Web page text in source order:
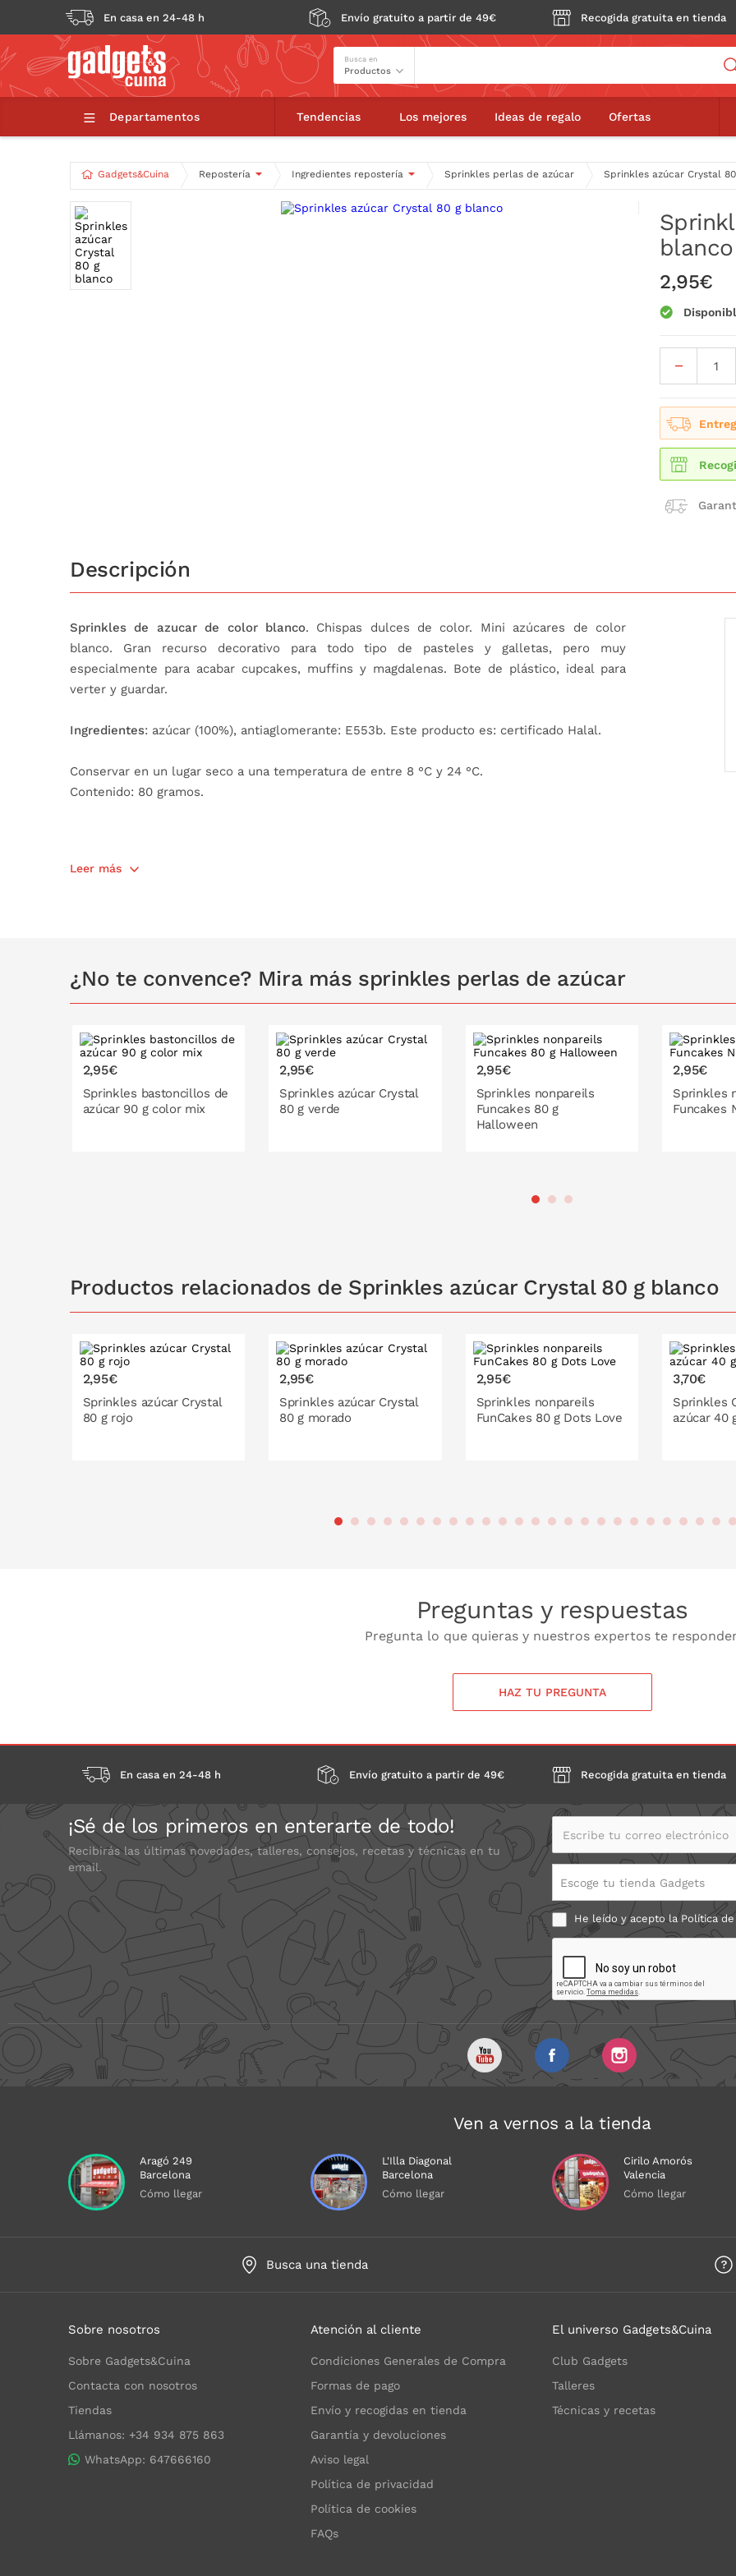
En casa en 24-48 h Envío gratuito a partir de 49€ Recogida gratuita en tienda
Busca en
Departamentos Tendencias Los mejores Ideas de regalo Ofertas
Gadgets&Cuina Repostería Ingredientes repostería Sprinkles perlas de azúcar Sprinkles azúcar Crystal
Sprinkles azúcar Crystal 80 g blanco
blanco
2,95€
Descripción
Sprinkles de azucar de color blanco. Chispas dulces de color. Mini azúcares de color
blanco. Gran recurso decorativo para todo tipo de pasteles y galletas, pero muy
especialmente para acabar cupcakes, muffins y magdalenas. Bote de plástico, ideal para
verter y guardar.
Ingredientes: azúcar (100%), antiaglomerante: E553b. Este producto es: certificado Halal.
Conservar en un lugar seco a una temperatura de entre 8 °C y 24 °C.
Contenido: 80 gramos.
Leer más
¿No te convence? Mira más sprinkles perlas de azúcar
2,95€
Sprinkles bastoncillos de
azúcar 90 g color mix
2,95€
Sprinkles azúcar Crystal
80 g verde
2,95€
Sprinkles nonpareils
Funcakes 80 g
Halloween
2,95€
Sprinkles
Funcakes
Productos relacionados de Sprinkles azúcar Crystal 80 g blanco
2,95€
Sprinkles azúcar Crystal
80 g rojo
2,95€
Sprinkles azúcar Crystal
80 g morado
PONLO EN LA CESTA
2,95€
Sprinkles nonpareils
FunCakes 80 g Dots Love
PONLO EN LA CESTA
3,70€
Sprinkles
azúcar 40
Preguntas y respuestas
Pregunta lo que quieras y nuestros expertos te
HAZ TU PREGUNTA
En casa en 24-48 h Envío gratuito a partir de 49€ Recogida gratuita en tienda
¡Sé de los primeros en enterarte de todo!
Recibirás las últimas novedades, talleres, consejos, recetas y técnicas en tu
email.
Escribe tu correo electrónico
Escoge tu tienda Gadgets
He leído y acepto la Política
Ven a vernos a la tienda
Aragó 249
Barcelona
Cómo llegar
L'Illa Diagonal
Barcelona
Cómo llegar
Cirilo Amorós
Valencia
Cómo llegar
Busca una tienda
Sobre nosotros
Sobre Gadgets&Cuina
Contacta con nosotros
Tiendas
Llámanos: +34 934 875 863
WhatsApp: 647666160
Atención al cliente
Condiciones Generales de Compra
Formas de pago
Envío y recogidas en tienda
Garantía y devoluciones
Aviso legal
Política de privacidad
Política de cookies
FAQs
El universo Gadgets&Cuina
Club Gadgets
Talleres
Técnicas y recetas